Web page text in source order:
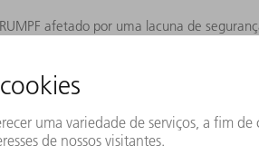
afetado por uma lacuna de